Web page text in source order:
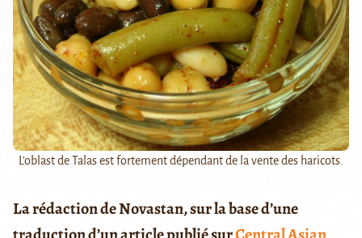
L'oblast de Talas est fortement dépendant de la vente des haricots.
La rédaction de Novastan, sur la base d’une